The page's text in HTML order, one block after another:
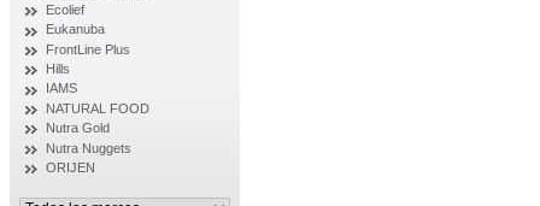
Ecolief
Eukanuba
FrontLine Plus
Hills
IAMS
NATURAL FOOD
Nutra Gold
Nutra Nuggets
ORIJEN